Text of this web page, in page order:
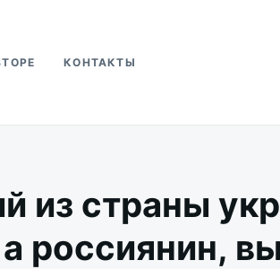
КОНТАКТЫ
из страны
россиянин,